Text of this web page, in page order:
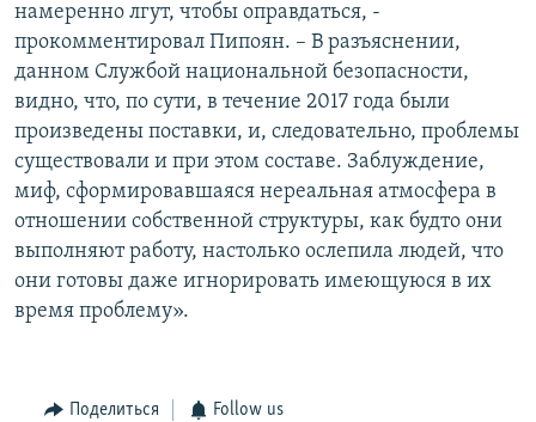
намеренно лгут, чтобы оправдаться, -
прокомментировал Пипоян. – В разъяснении,
данном Службой национальной безопасности,
видно, что, по сути, в течение 2017 года были
произведены поставки, и, следовательно, проблемы
существовали и при этом составе. Заблуждение,
миф, сформировавшаяся нереальная атмосфера в
отношении собственной структуры, как будто они
выполняют работу, настолько ослепила людей, что
они готовы даже игнорировать имеющуюся в их
время проблему».
Поделиться Follow us